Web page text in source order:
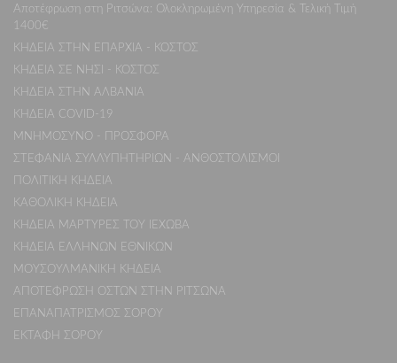
Αποτέφρωση στη Ριτσώνα: Ολοκληρωμένη Υπηρεσία & Τελική Τιμή
1400€
ΚΗΔΕΙΑ ΣΤΗΝ ΕΠΑΡΧΙΑ - ΚΟΣΤΟΣ
ΚΗΔΕΙΑ ΣΕ ΝΗΣΙ - ΚΟΣΤΟΣ
ΚΗΔΕΙΑ ΣΤΗΝ ΑΛΒΑΝΙΑ
ΚΗΔΕΙΑ COVID-19
ΜΝΗΜΟΣΥΝΟ - ΠΡΟΣΦΟΡΑ
ΣΤΕΦΑΝΙΑ ΣΥΛΛΥΠΗΤΗΡΙΩΝ - ΑΝΘΟΣΤΟΛΙΣΜΟΙ
ΠΟΛΙΤΙΚΗ ΚΗΔΕΙΑ
ΚΑΘΟΛΙΚΗ ΚΗΔΕΙΑ
ΚΗΔΕΙΑ ΜΑΡΤΥΡΕΣ ΤΟΥ ΙΕΧΩΒΑ
ΚΗΔΕΙΑ ΕΛΛΗΝΩΝ ΕΘΝΙΚΩΝ
ΜΟΥΣΟΥΛΜΑΝΙΚΗ ΚΗΔΕΙΑ
ΑΠΟΤΕΦΡΩΣΗ ΟΣΤΩΝ ΣΤΗΝ ΡΙΤΣΩΝΑ
ΕΠΑΝΑΠΑΤΡΙΣΜΟΣ ΣΟΡΟΥ
ΕΚΤΑΦΗ ΣΟΡΟΥ